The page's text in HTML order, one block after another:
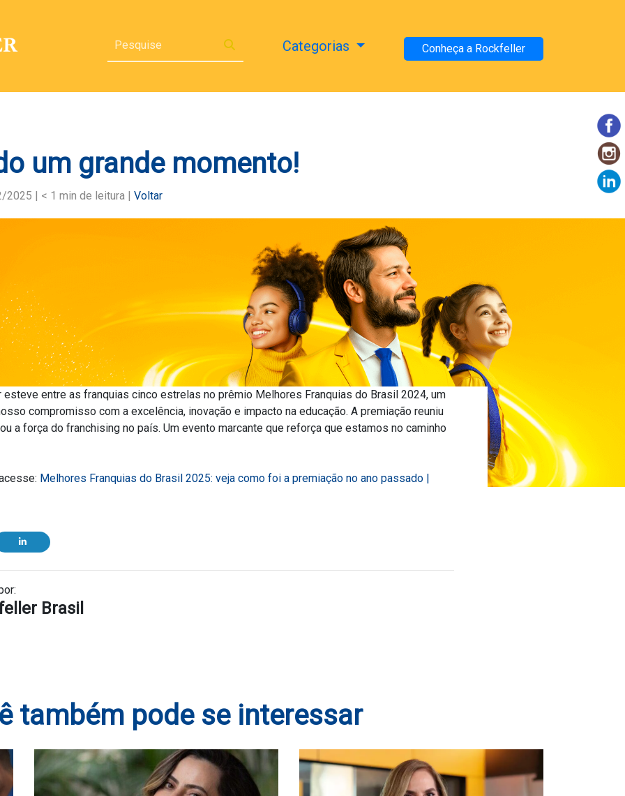
Categorias Conheça a Rockfeller
um grande momento!
2025 | < 1 min de leitura | Voltar
entre as franquias cinco estrelas no prêmio Melhores Franquias do Brasil 2024, um
compromisso com a excelência, inovação e impacto na educação. A premiação reuniu
a força do franchising no país. Um evento marcante que reforça que estamos no caminho
Melhores Franquias do Brasil 2025: veja como foi a premiação no ano passado |
Brasil
também pode se interessar